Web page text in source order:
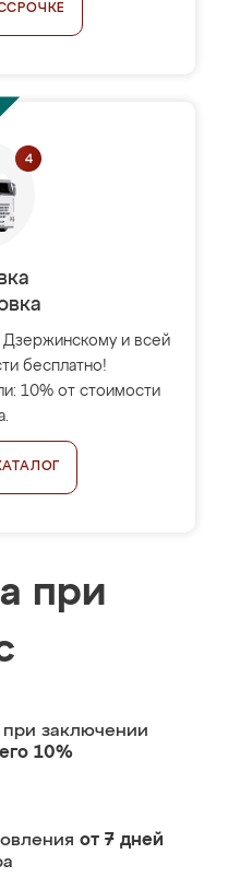
и всей
бесплатно!
10% от стоимости
при
при заключении
10%
от 7 дней